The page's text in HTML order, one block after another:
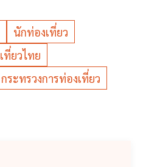
นักท่องเที่ยว
เที่ยวไทย
กระทรวงการท่องเที่ยว